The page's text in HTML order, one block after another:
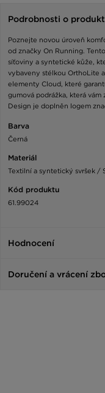
Podrobnosti o
Poznejte novou úroveň
od značky On Running.
síťoviny a syntetické kůže,
vybaveny stélkou OrthoLite
elementy Cloud, které
gumová podrážka, která vám
Design je doplněn logem
Barva
Černá
Materiál
Textilní a syntetický svršek /
Kód produktu
61.99024
Hodnocení
Doručení a vrácení